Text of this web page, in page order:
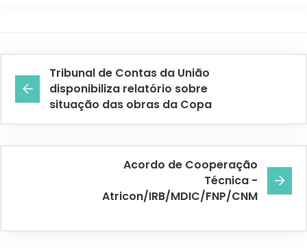
Tribunal de Contas da União
disponibiliza relatório sobre
situação das obras da Copa
Acordo de Cooperação
Técnica -
Atricon/IRB/MDIC/FNP/CNM